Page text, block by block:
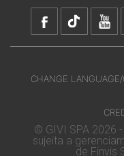
CHANGE
© GIVI SPA 2026
sujeita a
de Finvis